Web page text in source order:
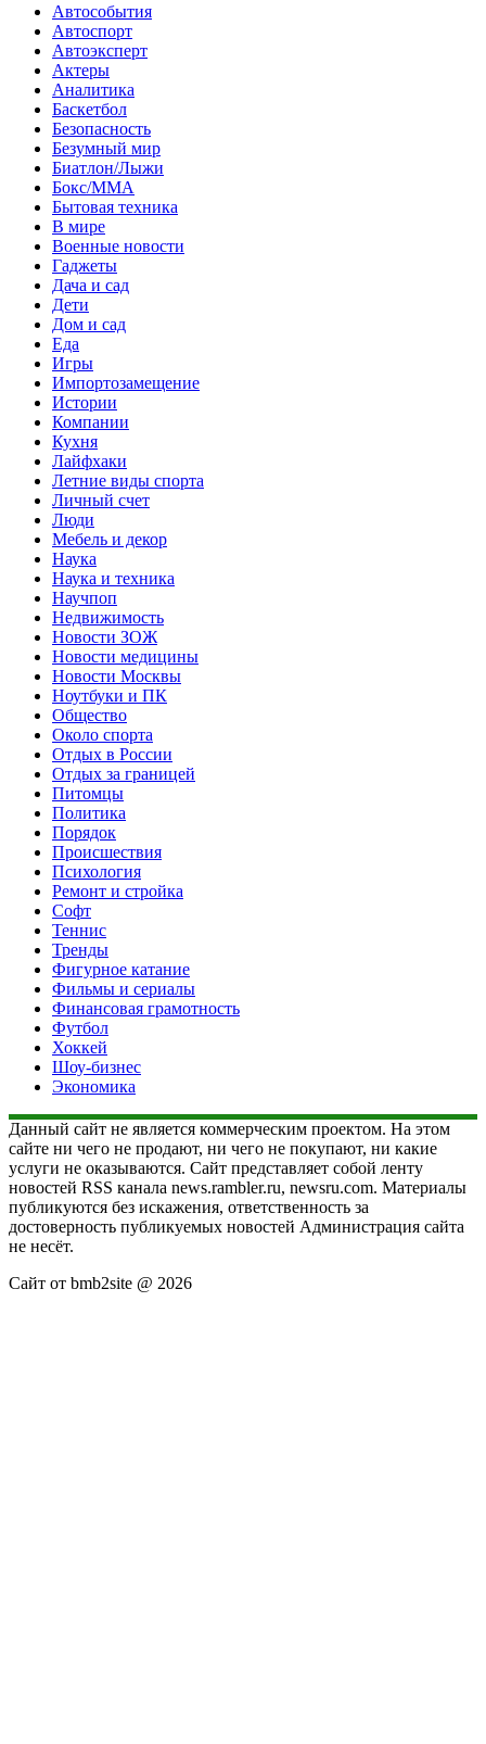
Автособытия
Автоспорт
Автоэксперт
Актеры
Аналитика
Баскетбол
Безопасность
Безумный мир
Биатлон/Лыжи
Бокс/MMA
Бытовая техника
В мире
Военные новости
Гаджеты
Дача и сад
Дети
Дом и сад
Еда
Игры
Импортозамещение
Истории
Компании
Кухня
Лайфхаки
Летние виды спорта
Личный счет
Люди
Мебель и декор
Наука
Наука и техника
Научпоп
Недвижимость
Новости ЗОЖ
Новости медицины
Новости Москвы
Ноутбуки и ПК
Общество
Около спорта
Отдых в России
Отдых за границей
Питомцы
Политика
Порядок
Происшествия
Психология
Ремонт и стройка
Софт
Теннис
Тренды
Фигурное катание
Фильмы и сериалы
Финансовая грамотность
Футбол
Хоккей
Шоу-бизнес
Экономика
Данный сайт не является коммерческим проектом. На этом
сайте ни чего не продают, ни чего не покупают, ни какие
услуги не оказываются. Сайт представляет собой ленту
новостей RSS канала news.rambler.ru, newsru.com. Материалы
публикуются без искажения, ответственность за
достоверность публикуемых новостей Администрация сайта
не несёт.
Сайт от bmb2site @ 2026